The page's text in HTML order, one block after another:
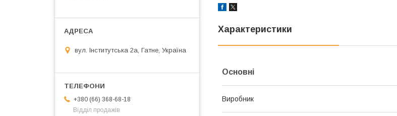
Характеристики
Основні
Виробник
вул. Інститутська 2а, Гатне, Україна
+380 (66) 368-68-18
Відділ продажів